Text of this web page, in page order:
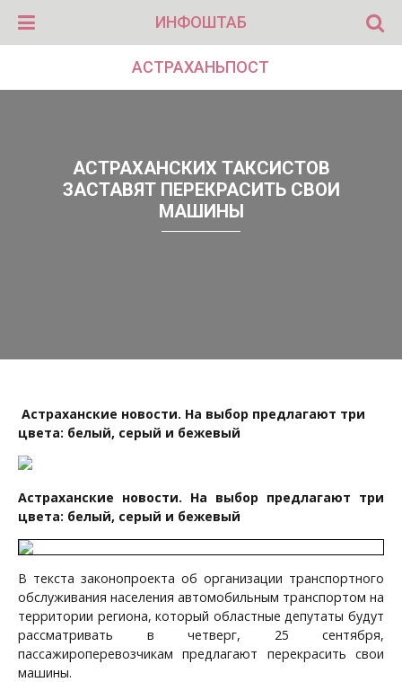
ИНФОШТАБ
АСТРАХАНЬПОСТ
АСТРАХАНСКИХ ТАКСИСТОВ
ЗАСТАВЯТ ПЕРЕКРАСИТЬ СВОИ
МАШИНЫ
Астраханские новости. На выбор предлагают три
цвета: белый, серый и бежевый
Астраханские новости. На выбор предлагают три
цвета: белый, серый и бежевый
В текста законопроекта об организации транспортного
обслуживания населения автомобильным транспортом на
территории региона, который областные депутаты будут
рассматривать в четверг, 25 сентября,
пассажироперевозчикам предлагают перекрасить свои
машины.